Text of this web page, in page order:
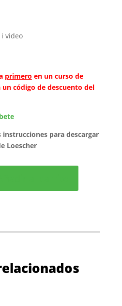
i video
primero en un curso de
código de descuento del
instrucciones para descargar
Loescher